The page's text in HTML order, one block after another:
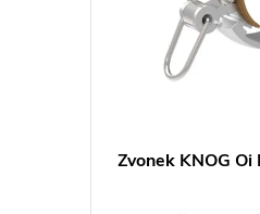
Zvonek KNOG Oi